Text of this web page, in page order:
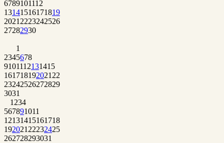
6789101112
13141516171819
2021 2223242526
27282930
1
2345678
9101112131415
161718192021 22
23242526272829
3031
1 234
567891011
12131415161718
192021 22232425
262728293031